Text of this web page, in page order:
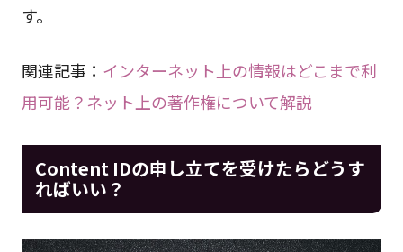
す。
関連記事： インターネット上の情報はどこまで利
用可能？ネット上の著作権について解説
Content IDの申し立てを受けたらどうす
ればいい？